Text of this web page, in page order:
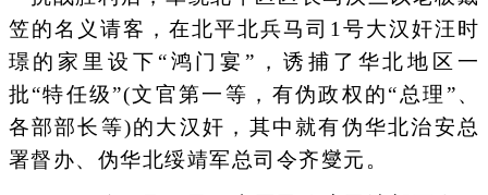
笠的名义请客，在北平北兵马司1号大汉奸汪时
璟的家里设下“鸿门宴”，诱捕了华北地区一
批“特任级”(文官第一等，有伪政权的“总理”、
各部部长等)的大汉奸，其中就有伪华北治安总
署督办、伪华北绥靖军总司令齐燮元。